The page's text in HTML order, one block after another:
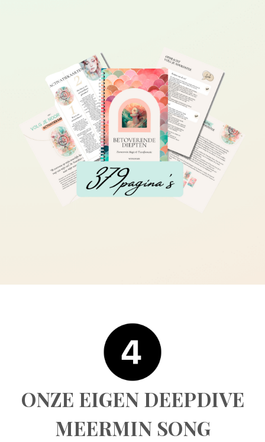
ONZE EIGEN DEEPDIVE
MEERMIN SONG